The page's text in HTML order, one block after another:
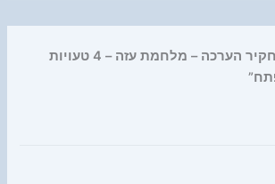
5 מחשבות על “תחקיר הערכה – מלחמת עזה – 4 טעויות